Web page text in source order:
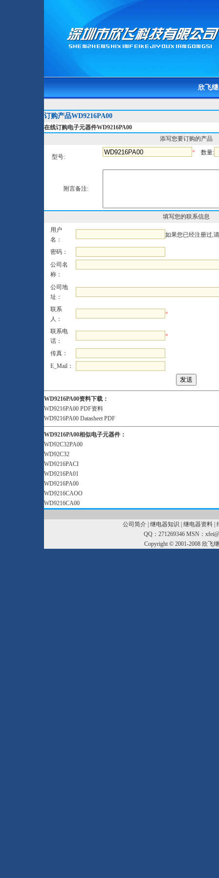
欣飞
订购产品WD9216PA00
在线订购电子元器件WD9216PA00
添写您要订购的产品
型号:
* 数量:
附言备注:
填写您的联系信息
用户
名：
如果您已经注册过,
密码：
公司名
称：
公司地
址：
联系
人：
*
联系电
话：
*
传真：
E_Mail：
WD9216PA00资料下载：
WD9216PA00 PDF资料
WD9216PA00 Datasheet PDF
WD9216PA00相似电子元器件：
WD92C32PA00
WD92C32
WD9216PACI
WD9216PA01
WD9216PA00
WD9216CAOO
WD9216CA00
公司简介| 继电器知识 继电器资料|
QQ：271269346 MSN：
Copyright © 2001-2008 欣飞